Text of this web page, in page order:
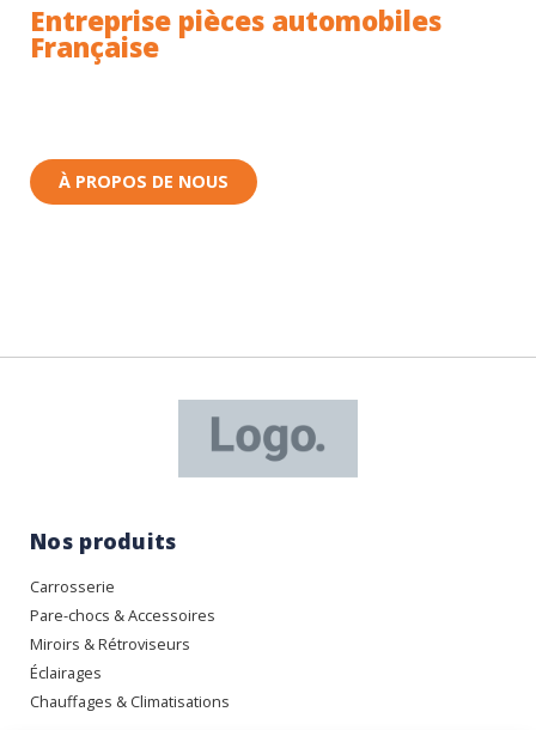
Entreprise pièces automobiles
Française
À PROPOS DE NOUS
Nos produits
Carrosserie
Pare-chocs & Accessoires
Miroirs & Rétroviseurs
Éclairages
Chauffages & Climatisations